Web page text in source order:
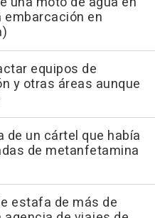
embarcación en
equipos de
y otras áreas aunque
de un cártel que había
de metanfetamina
estafa de más de